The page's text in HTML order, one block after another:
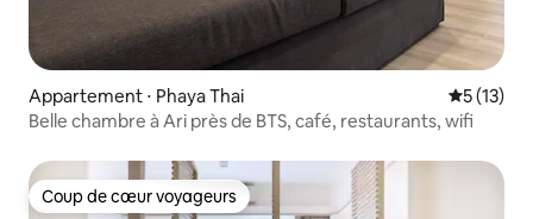
Appartement ⋅ Phaya Thai
5 (13)
Belle chambre à Ari près de BTS, café, restaurants, wifi
Coup de cœur voyageurs
Coup de cœur voyageurs